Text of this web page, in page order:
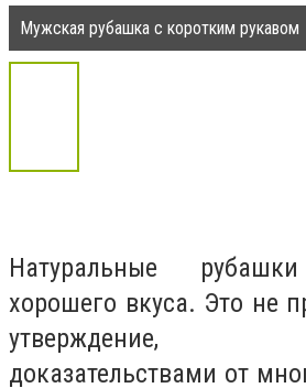
Мужская рубашка с коротким рукавом
Натуральные
хорошего вкуса. Это не
утверждение,
доказательствами от